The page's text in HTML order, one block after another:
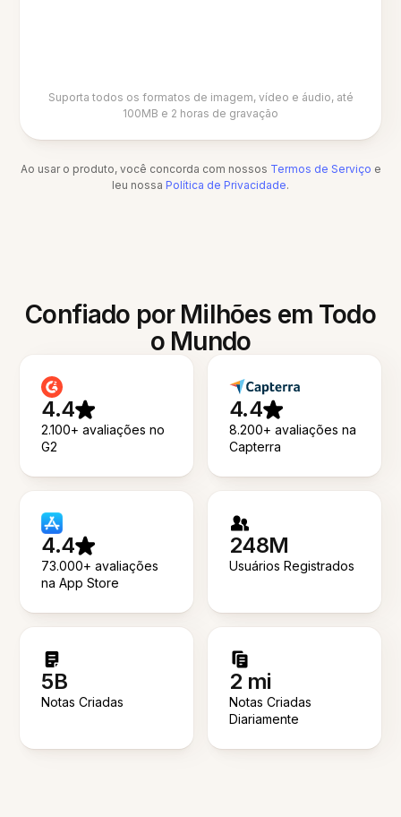
Suporta todos os formatos de imagem, vídeo e áudio, até
100MB e 2 horas de gravação
Ao usar o produto, você concorda com nossos Termos de Serviço e
leu nossa Política de Privacidade.
Confiado por Milhões em Todo
o Mundo
4.4
2.100+ avaliações no
G2
4.4
8.200+ avaliações na
Capterra
4.4
73.000+ avaliações
na App Store
248M
Usuários Registrados
5B
Notas Criadas
2 mi
Notas Criadas
Diariamente